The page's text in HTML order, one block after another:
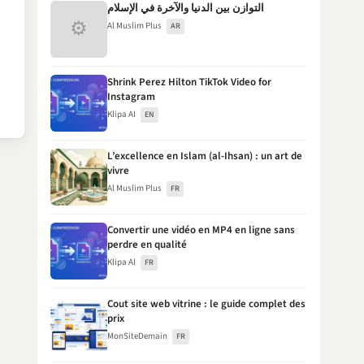
⚙
التوازن بين الدنيا والآخرة في الإسلام
Al Muslim Plus AR
Shrink Perez Hilton TikTok Video for
Instagram
Klipa AI EN
L’excellence en Islam (al-Ihsan) : un art de
vivre
Al Muslim Plus FR
Convertir une vidéo en MP4 en ligne sans
perdre en qualité
Klipa AI FR
Cout site web vitrine : le guide complet des
prix
MonSiteDemain FR